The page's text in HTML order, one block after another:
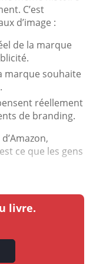
C’est
d’image :
de la marque
marque souhaite
réellement
de branding.
ce que les gens
livre.